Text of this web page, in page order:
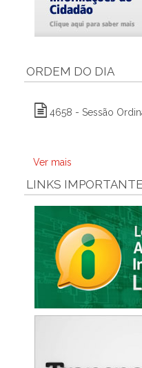
ORDEM DO DIA
4658 - Sessão
Ver mais
LINKS